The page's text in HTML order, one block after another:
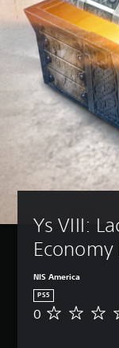
Ys VIII:
NIS America
PS5
I0